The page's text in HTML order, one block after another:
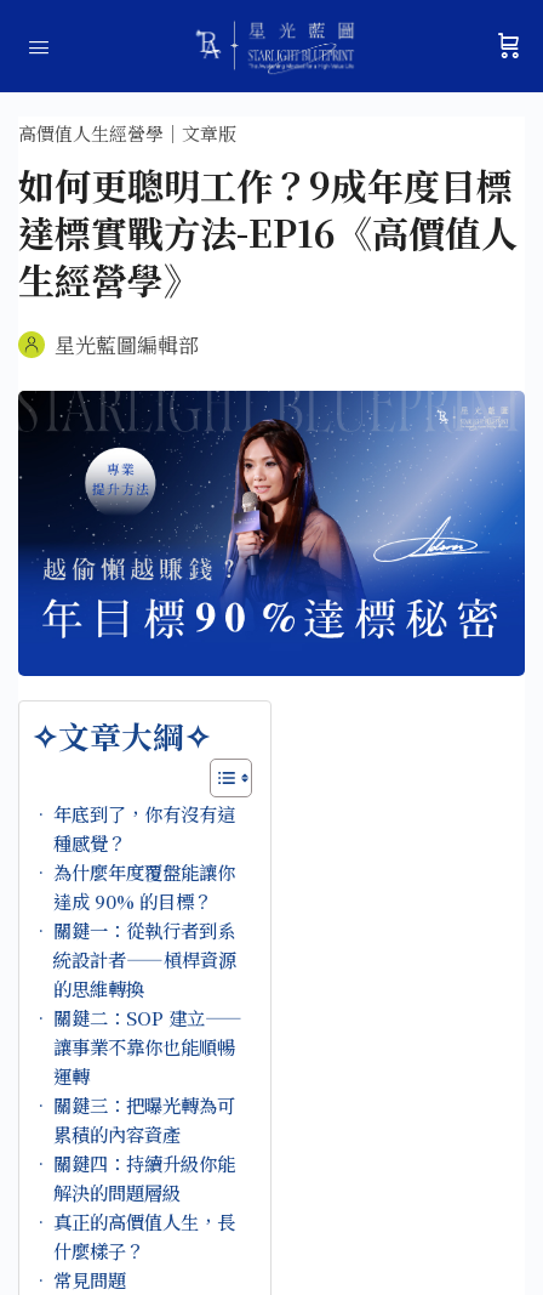
高價值人生經營學｜文章版
如何更聰明工作？9成年度目標
達標實戰方法-EP16《高價值人
生經營學》
星光藍圖編輯部
✧文章大綱✧
年底到了，你有沒有這
種感覺？
為什麼年度覆盤能讓你
達成 90% 的目標？
關鍵一：從執行者到系
統設計者——槓桿資源
的思維轉換
關鍵二：SOP 建立——
讓事業不靠你也能順暢
運轉
關鍵三：把曝光轉為可
累積的內容資產
關鍵四：持續升級你能
解決的問題層級
真正的高價值人生，長
什麼樣子？
常見問題